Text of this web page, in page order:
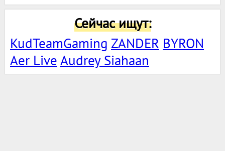
Сейчас ищут:
KudTeamGaming ZANDER BYRON
Aer Live Audrey Siahaan